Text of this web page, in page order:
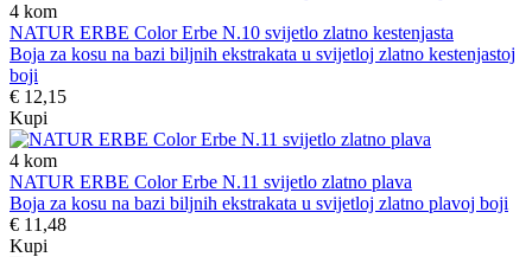
4 kom
NATUR ERBE Color Erbe N.10 svijetlo zlatno kestenjasta
Boja za kosu na bazi biljnih ekstrakata u svijetloj zlatno kestenjastoj
boji
€ 12,15
Kupi
4 kom
NATUR ERBE Color Erbe N.11 svijetlo zlatno plava
Boja za kosu na bazi biljnih ekstrakata u svijetloj zlatno plavoj boji
€ 11,48
Kupi